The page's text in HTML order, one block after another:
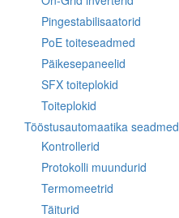
Pingestabilisaatorid
PoE toiteseadmed
Päikesepaneelid
SFX toiteplokid
Toiteplokid
Tööstusautomaatika seadmed
Kontrollerid
Protokolli muundurid
Termomeetrid
Täiturid